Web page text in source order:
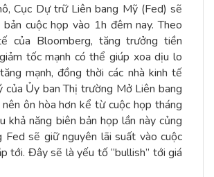
Cục Dự trữ Liên bang Mỹ (Fed) sẽ
cuộc họp vào 1h đêm nay. Theo
của Bloomberg, tăng trưởng tiền
tốc mạnh có thể giúp xoa dịu lo
mạnh, đồng thời các nhà kinh tế
của Ủy ban Thị trường Mở Liên bang
ôn hòa hơn kể từ cuộc họp tháng
khả năng biên bản họp lần này củng
Fed sẽ giữ nguyên lãi suất vào cuộc
tới. Đây sẽ là yếu tố “bullish” tới giá